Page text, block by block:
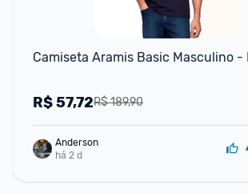
Camiseta Aramis Basic Masculino -
R$ 189,90
R$57,72
Anderson
há 2 d